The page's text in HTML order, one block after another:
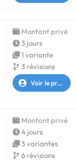
Montant privé
3 jours
1 variante
3 révisions
Voir le profil
Montant privé
4 jours
3 variantes
6 révisions